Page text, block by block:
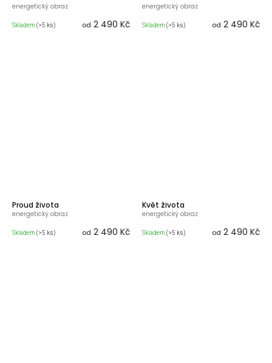
energetický obraz
Skladem (>5 ks) od 2 490 Kč
energetický obraz
Skladem (>5 ks) od 2 490 Kč
Proud života
energetický obraz
Skladem (>5 ks) od 2 490 Kč
Květ života
energetický obraz
Skladem (>5 ks) od 2 490 Kč